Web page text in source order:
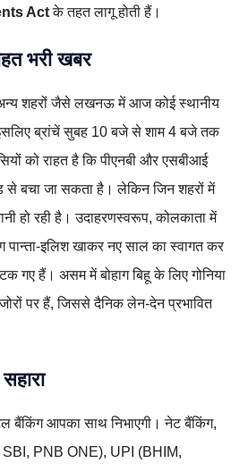
Actके तहत लागू होती हैं।
भरी खबर
शहरों जैसे लखनऊ में आज कोई स्थानीय
ब्रांचें सुबह 10 बजे से शाम 4 बजे तक
को राहत है कि पीएनबी और एसबीआई
से बचा जा सकता है। लेकिन जिन शहरों में
हो रही है। उदाहरणस्वरूप, कोलकाता में
पान्ता-इलिश खाकर नए साल का स्वागत कर
गए हैं। असम में बोहाग बिहू के लिए गोनिया
पर हैं, जिससे दैनिक लेन-देन प्रभावित
बैंकिंग आपका साथ निभाएगी। नेट बैंकिंग,
SBI, PNB ONE), UPI (BHIM,